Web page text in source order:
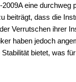
eine durchweg
dass die
Verrutschen ihrer
haben jedoch
bietet, was